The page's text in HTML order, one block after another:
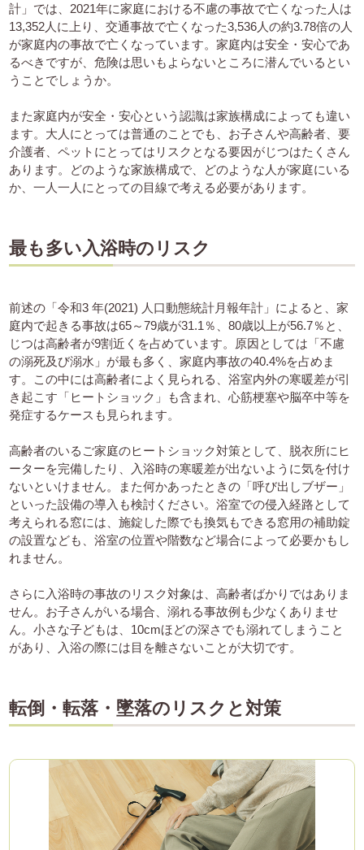
計」では、2021年に家庭における不慮の事故で亡くなった人は
13,352人に上り、交通事故で亡くなった3,536人の約3.78倍の人
が家庭内の事故で亡くなっています。家庭内は安全・安心であ
るべきですが、危険は思いもよらないところに潜んでいるとい
うことでしょうか。
また家庭内が安全・安心という認識は家族構成によっても違い
ます。大人にとっては普通のことでも、お子さんや高齢者、要
介護者、ペットにとってはリスクとなる要因がじつはたくさん
あります。どのような家族構成で、どのような人が家庭にいる
か、一人一人にとっての目線で考える必要があります。
最も多い入浴時のリスク
前述の「令和3 年(2021) 人口動態統計月報年計」によると、家
庭内で起きる事故は65～79歳が31.1％、80歳以上が56.7％と、
じつは高齢者が9割近くを占めています。原因としては「不慮
の溺死及び溺水」が最も多く、家庭内事故の40.4%を占めま
す。この中には高齢者によく見られる、浴室内外の寒暖差が引
き起こす「ヒートショック」も含まれ、心筋梗塞や脳卒中等を
発症するケースも見られます。
高齢者のいるご家庭のヒートショック対策として、脱衣所にヒ
ーターを完備したり、入浴時の寒暖差が出ないように気を付け
ないといけません。また何かあったときの「呼び出しブザー」
といった設備の導入も検討ください。浴室での侵入経路として
考えられる窓には、施錠した際でも換気もできる窓用の補助錠
の設置なども、浴室の位置や階数など場合によって必要かもし
れません。
さらに入浴時の事故のリスク対象は、高齢者ばかりではありま
せん。お子さんがいる場合、溺れる事故例も少なくありませ
ん。小さな子どもは、10cmほどの深さでも溺れてしまうこと
があり、入浴の際には目を離さないことが大切です。
転倒・転落・墜落のリスクと対策